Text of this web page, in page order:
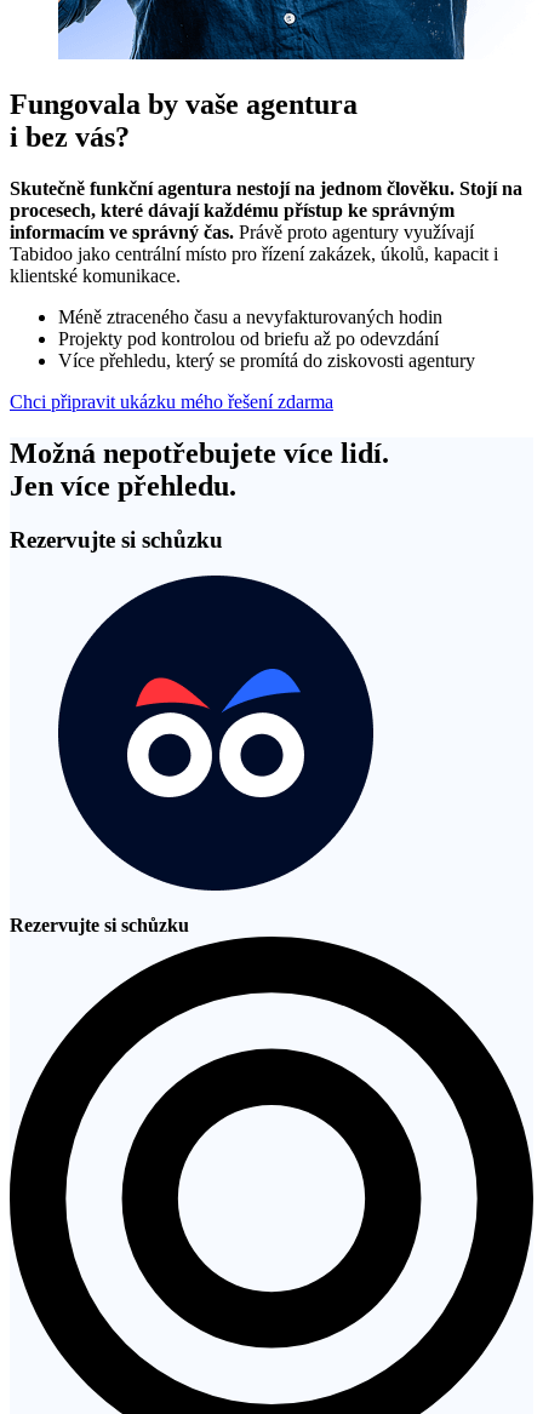
Fungovala by vaše agentura
i bez vás?
Skutečně funkční agentura nestojí na jednom člověku. Stojí na
procesech, které dávají každému přístup ke správným
informacím ve správný čas. Právě proto agentury využívají
Tabidoo jako centrální místo pro řízení zakázek, úkolů, kapacit i
klientské komunikace.
Méně ztraceného času a nevyfakturovaných hodin
Projekty pod kontrolou od briefu až po odevzdání
Více přehledu, který se promítá do ziskovosti agentury
Chci připravit ukázku mého řešení zdarma
Možná nepotřebujete více lidí.
Jen více přehledu.
Rezervujte si schůzku
Rezervujte si schůzku